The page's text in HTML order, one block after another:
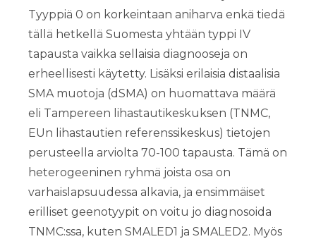
Tyyppiä 0 on korkeintaan aniharva enkä tiedä
tällä hetkellä Suomesta yhtään typpi IV
tapausta vaikka sellaisia diagnooseja on
erheellisesti käytetty. Lisäksi erilaisia distaalisia
SMA muotoja (dSMA) on huomattava määrä
eli Tampereen lihastautikeskuksen (TNMC,
EUn lihastautien referenssikeskus) tietojen
perusteella arviolta 70-100 tapausta. Tämä on
heterogeeninen ryhmä joista osa on
varhaislapsuudessa alkavia, ja ensimmäiset
erilliset geenotyypit on voitu jo diagnosoida
TNMC:ssa, kuten SMALED1 ja SMALED2. Myös